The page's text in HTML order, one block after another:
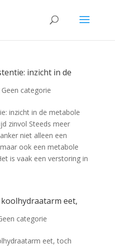
inzicht in de
Geen categorie
inzicht in de metabole
zinvol Steeds meer
niet alleen een
ook een metabole
is vaak een verstoring in
eet,
categorie
eet, toch